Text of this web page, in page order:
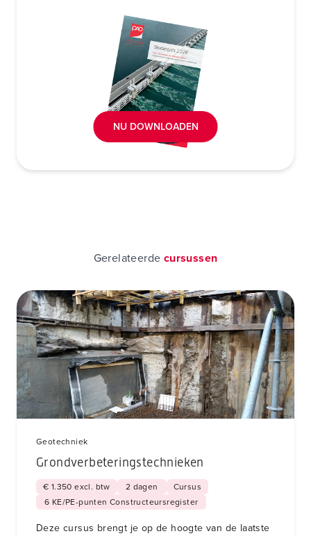
NU DOWNLOADEN
Gerelateerde cursussen
Geotechniek
Grondverbeteringstechnieken
€ 1.350 excl. btw 2 dagen
Cursus
6 KE/PE-punten Constructeursregister
Deze cursus brengt je op de hoogte van de laatste